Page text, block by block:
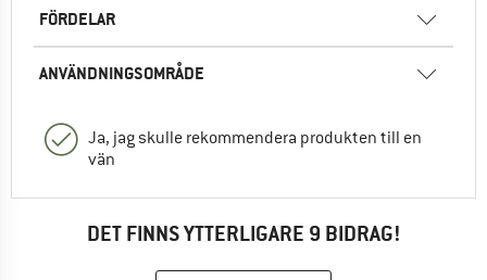
FÖRDELAR
ANVÄNDNINGSOMRÅDE
Ja, jag skulle rekommendera produkten till en
vän
DET FINNS YTTERLIGARE 9 BIDRAG!